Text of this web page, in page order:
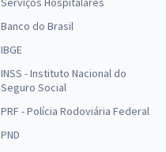
Banco do Brasil
IBGE
INSS - Instituto Nacional do
Seguro Social
PRF - Polícia Rodoviária Federal
PND